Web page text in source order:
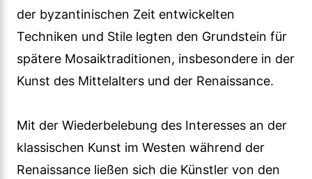
der byzantinischen Zeit entwickelten
Techniken und Stile legten den Grundstein für
spätere Mosaiktraditionen, insbesondere in der
Kunst des Mittelalters und der Renaissance.
Mit der Wiederbelebung des Interesses an der
klassischen Kunst im Westen während der
Renaissance ließen sich die Künstler von den